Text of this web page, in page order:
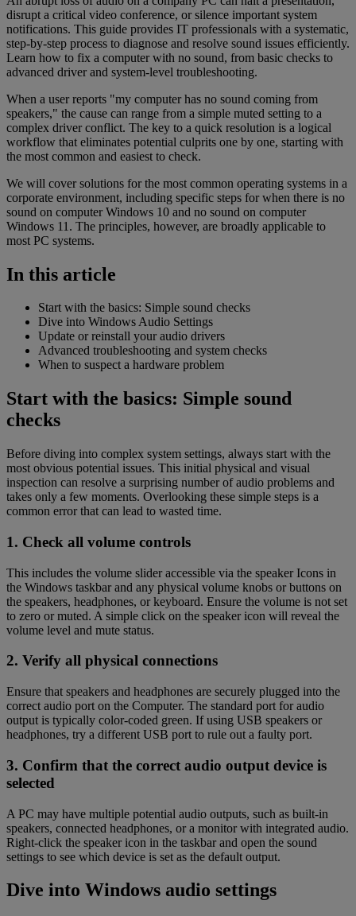
disrupt a critical video conference, or silence important system
notifications. This guide provides IT professionals with a systematic,
step-by-step process to diagnose and resolve sound issues efficiently.
Learn how to fix a computer with no sound, from basic checks to
advanced driver and system-level troubleshooting.
When a user reports "my computer has no sound coming from
speakers," the cause can range from a simple muted setting to a
complex driver conflict. The key to a quick resolution is a logical
workflow that eliminates potential culprits one by one, starting with
the most common and easiest to check.
We will cover solutions for the most common operating systems in a
corporate environment, including specific steps for when there is no
sound on computer Windows 10 and no sound on computer
Windows 11. The principles, however, are broadly applicable to
most PC systems.
In this article
Start with the basics: Simple sound checks
Dive into Windows Audio Settings
Update or reinstall your audio drivers
Advanced troubleshooting and system checks
When to suspect a hardware problem
Start with the basics: Simple sound
checks
Before diving into complex system settings, always start with the
most obvious potential issues. This initial physical and visual
inspection can resolve a surprising number of audio problems and
takes only a few moments. Overlooking these simple steps is a
common error that can lead to wasted time.
1. Check all volume controls
This includes the volume slider accessible via the speaker Icons in
the Windows taskbar and any physical volume knobs or buttons on
the speakers, headphones, or keyboard. Ensure the volume is not set
to zero or muted. A simple click on the speaker icon will reveal the
volume level and mute status.
2. Verify all physical connections
Ensure that speakers and headphones are securely plugged into the
correct audio port on the Computer. The standard port for audio
output is typically color-coded green. If using USB speakers or
headphones, try a different USB port to rule out a faulty port.
3. Confirm that the correct audio output device is
selected
A PC may have multiple potential audio outputs, such as built-in
speakers, connected headphones, or a monitor with integrated audio.
Right-click the speaker icon in the taskbar and open the sound
settings to see which device is set as the default output.
Dive into Windows audio settings